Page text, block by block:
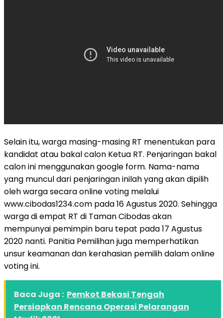
Selain itu, warga masing-masing RT menentukan para
kandidat atau bakal calon Ketua RT. Penjaringan bakal
calon ini menggunakan google form. Nama-nama
yang muncul dari penjaringan inilah yang akan dipilih
oleh warga secara online voting melalui
www.cibodas1234.com pada 16 Agustus 2020. Sehingga
warga di empat RT di Taman Cibodas akan
mempunyai pemimpin baru tepat pada 17 Agustus
2020 nanti. Panitia Pemilihan juga memperhatikan
unsur keamanan dan kerahasian pemilih dalam online
voting ini.
Baca Juga : Pemkot Bekasi Tengah
Persiapkan Rencana Operasi Pelarangan